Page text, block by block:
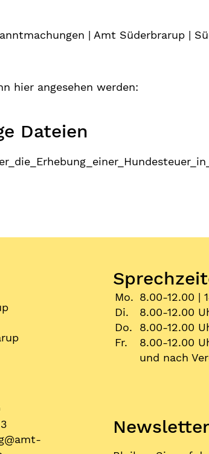
| Amt Süderbrarup |
hier angesehen werden:
Dateien
@amt-
Mo. 8.00-12.00 |
Di.
8.00-12.00
Do.
8.00-12.00
Fr.
8.00-12.00
und nach
Newsletter